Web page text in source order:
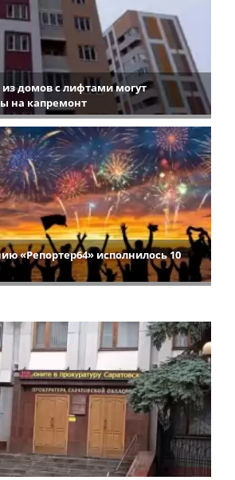
из домов с лифтами могут
на капремонт
«Репортер64» исполнилось 10